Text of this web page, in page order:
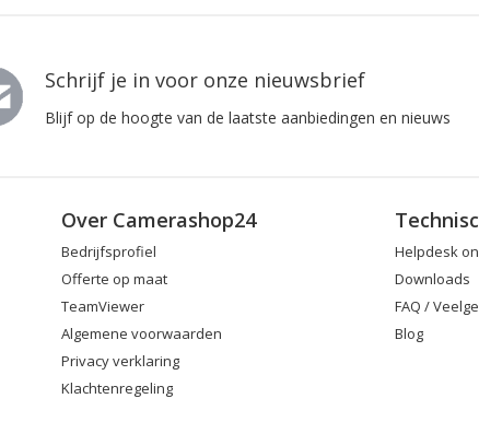
Schrijf je in voor onze nieuwsbrief
Blijf op de hoogte van de laatste aanbiedingen en nieuws
Over Camerashop24
Bedrijfsprofiel
Offerte op maat
TeamViewer
Algemene voorwaarden
Privacy verklaring
Klachtenregeling
Helpdesk
Downloads
FAQ /
Blog